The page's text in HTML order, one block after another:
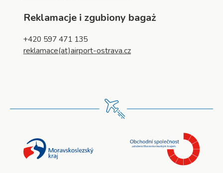
Reklamacje i zgubiony bagaż
+420 597 471 135
reklamace(at)airport-ostrava.cz